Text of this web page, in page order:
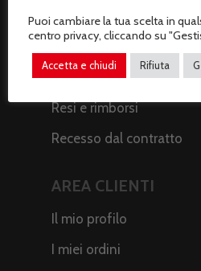
Spedizioni
Metodi di pagamento
Termini e condizioni di
Resi e rimborsi
Recesso dal contratto
AREA CLIENTI
Il mio profilo
I miei ordini
Puoi cambiare la tua scelta in
centro privacy, cliccando su
Accetta e chiudi Rifiuta